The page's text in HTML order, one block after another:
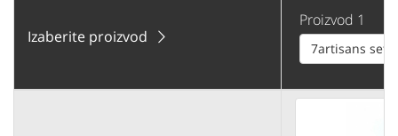
Izaberite proizvod
Proizvod 1
7artisans set